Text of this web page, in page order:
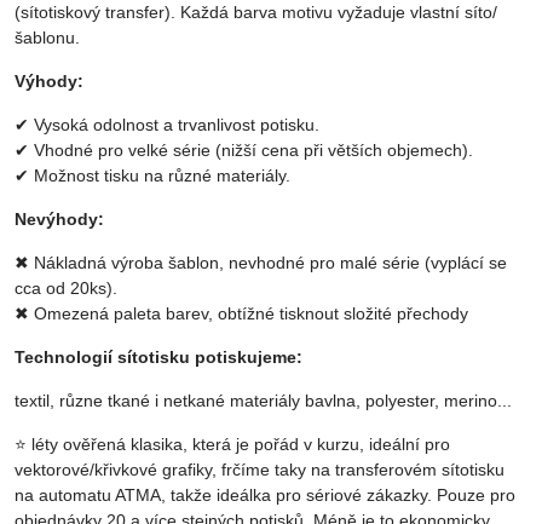
(sítotiskový transfer). Každá barva motivu vyžaduje vlastní síto/
šablonu.
Výhody:
✔ Vysoká odolnost a trvanlivost potisku.
✔ Vhodné pro velké série (nižší cena při větších objemech).
✔ Možnost tisku na různé materiály.
Nevýhody:
✖ Nákladná výroba šablon, nevhodné pro malé série (vyplácí se
cca od 20ks).
✖ Omezená paleta barev, obtížné tisknout složité přechody
Technologií sítotisku potiskujeme:
textil, různe tkané i netkané materiály bavlna, polyester, merino...
⭐ léty ověřená klasika, která je pořád v kurzu, ideální pro
vektorové/křivkové grafiky, frčíme taky na transferovém sítotisku
na automatu ATMA, takže ideálka pro sériové zákazky. Pouze pro
objednávky 20 a více stejných potisků. Méně je to ekonomicky